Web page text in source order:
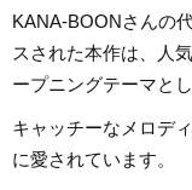
KANA-BOONさんの
スされた本作は、人
ープニングテーマと
キャッチーなメロデ
に愛されています。